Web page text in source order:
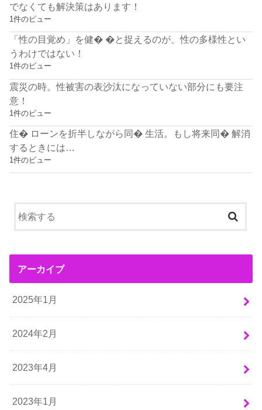
でなくても解決策はあります！
1件のビュー
「性の目覚め」を健� �と捉えるのが、性の多様性とい
うわけではない！
1件のビュー
震災の時。性被害の表沙汰になっていない部分にも要注
意！
1件のビュー
住� ローンを折半しながら同� 生活。もし将来同� 解消
するときには…
1件のビュー
アーカイブ
2025年1月
2024年2月
2023年4月
2023年1月